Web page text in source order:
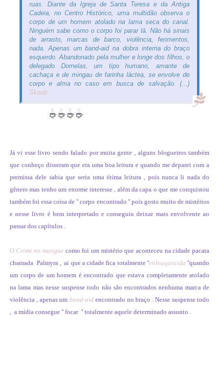
ruas. Diante da Igreja de Santa Teresa e da Antiga
Cadeia, no Centro Histórico, uma multidão observa o
corpo de um homem atolado na lama seca do canal.
Ninguém sabe como o corpo foi parar lá. Não há sinais
de arrasto, marcas de barco, violência, ferimentos,
nada. Apenas um band-aid na dobra interna do braço
esquerdo. Abandonado pela mulher e longe dos filhos, o
delegado Dornelas, um tipo humano, amante de
cachaça e de mingau de farinha láctea, se envolve de
corpo e alma no caso em busca de salvação. (...)
Skoob
Já vi esse livro sendo falado por muita gente , alguns blogueiros também
que conheço disseram que era uma boa leitura e quando me deparei com a
premissa dele sabia que seria uma ótima leitura , pois nunca li nada do
gênero mas tenho um enorme interesse , além da capa o que me conquistou
também foi essa coisa de '' corpo encontrado ''pois gosto muito de mistérios
e nesse livro é bem interpretado e conseguiu deixar mais envolvente ao
passar dos capítulos .
O Crime no mangue como foi um mistério que aconteceu na cidade pacata
chamada Palmyra , ai que a cidade fica totalmente ''enlouquecida ''quando
um corpo de um homem é encontrado que estava completamente atolado
na lama mas nesse suspense todo não são encontrados nenhuma marca de
violência , apenas um band-aidencontrado no braço . Nesse suspense todo
, a mídia consegue '' focar '' totalmente aquele determinado assunto .